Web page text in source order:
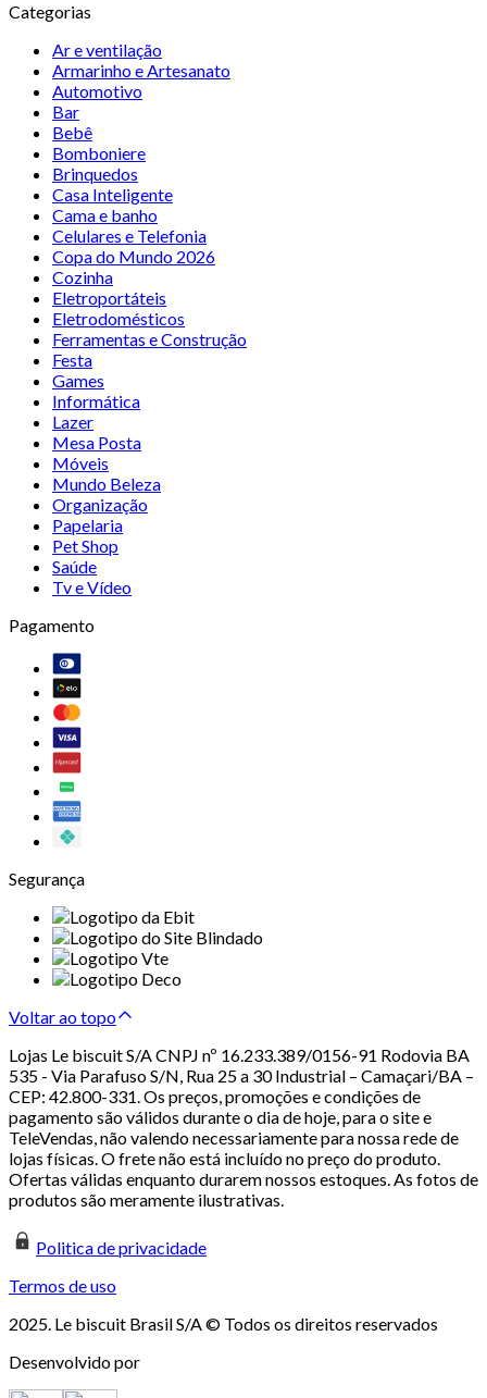
Categorias
Ar e ventilação
Armarinho e Artesanato
Automotivo
Bar
Bebê
Bomboniere
Brinquedos
Casa Inteligente
Cama e banho
Celulares e Telefonia
Copa do Mundo 2026
Cozinha
Eletroportáteis
Eletrodomésticos
Ferramentas e Construção
Festa
Games
Informática
Lazer
Mesa Posta
Móveis
Mundo Beleza
Organização
Papelaria
Pet Shop
Saúde
Tv e Vídeo
Pagamento
Segurança
Voltar ao topo
Lojas Le biscuit S/A CNPJ nº 16.233.389/0156-91 Rodovia BA
535 - Via Parafuso S/N, Rua 25 a 30 Industrial – Camaçari/BA –
CEP: 42.800-331. Os preços, promoções e condições de
pagamento são válidos durante o dia de hoje, para o site e
TeleVendas, não valendo necessariamente para nossa rede de
lojas físicas. O frete não está incluído no preço do produto.
Ofertas válidas enquanto durarem nossos estoques. As fotos de
produtos são meramente ilustrativas.
Politica de privacidade
Termos de uso
2025. Le biscuit Brasil S/A © Todos os direitos reservados
Desenvolvido por